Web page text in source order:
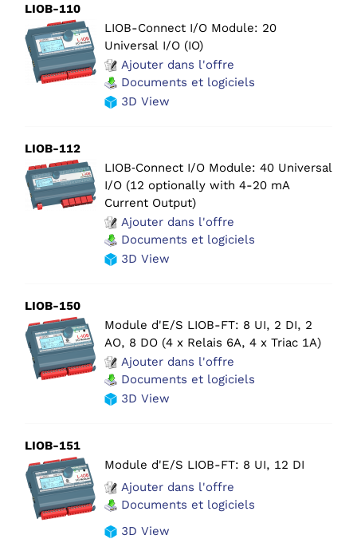
LIOB-110
LIOB-Connect I/O Module: 20
Universal I/O (IO)
Ajouter dans l'offre
Documents et logiciels
3D View
LIOB-112
LIOB‑Connect I/O Module: 40 Universal
I/O (12 optionally with 4-20 mA
Current Output)
Ajouter dans l'offre
Documents et logiciels
3D View
LIOB-150
Module d'E/S LIOB-FT: 8 UI, 2 DI, 2
AO, 8 DO (4 x Relais 6A, 4 x Triac 1A)
Ajouter dans l'offre
Documents et logiciels
3D View
LIOB-151
Module d'E/S LIOB-FT: 8 UI, 12 DI
Ajouter dans l'offre
Documents et logiciels
3D View